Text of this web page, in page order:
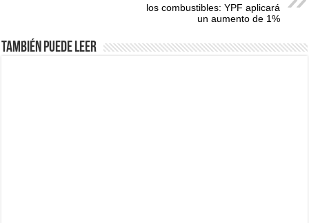
los combustibles: YPF aplicará
un aumento de 1%
También puede leer